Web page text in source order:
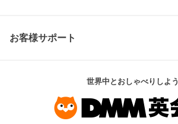
お客様サポート
世界中とおしゃべりしよう